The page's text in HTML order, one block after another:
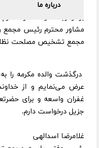
درباره ما
برادر ارجمند و همکار
مشاور محترم رئیس مجمع
مجمع تشخیص مصلحت
درگذشت والده مکرمه را
عرض می‌نمایم و از
غفران واسعه و برای
جزیل درخواست دارم.
غلامرضا اسدالهی